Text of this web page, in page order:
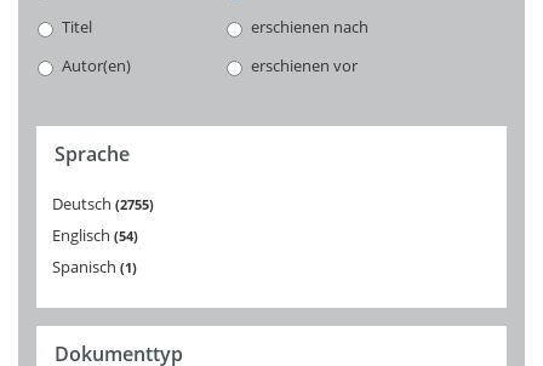
Titel
erschienen nach
Autor(en)
erschienen vor
Sprache
Deutsch 2755
Englisch 54
Spanisch 1
Dokumenttyp